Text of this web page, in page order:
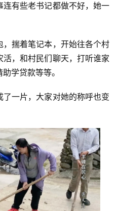
有些老书记都做不好，她一
揣着笔记本，开始往各个村
，和村民们聊天，打听谁家
学贷款等等。
一片，大家对她的称呼也变